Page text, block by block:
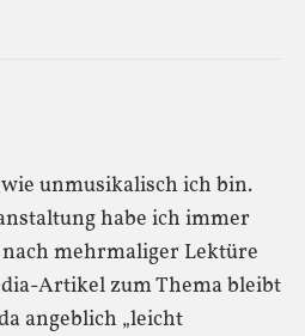
unmusikalisch ich bin.
habe ich immer
mehrmaliger Lektüre
Artikel zum Thema bleibt
angeblich „leicht